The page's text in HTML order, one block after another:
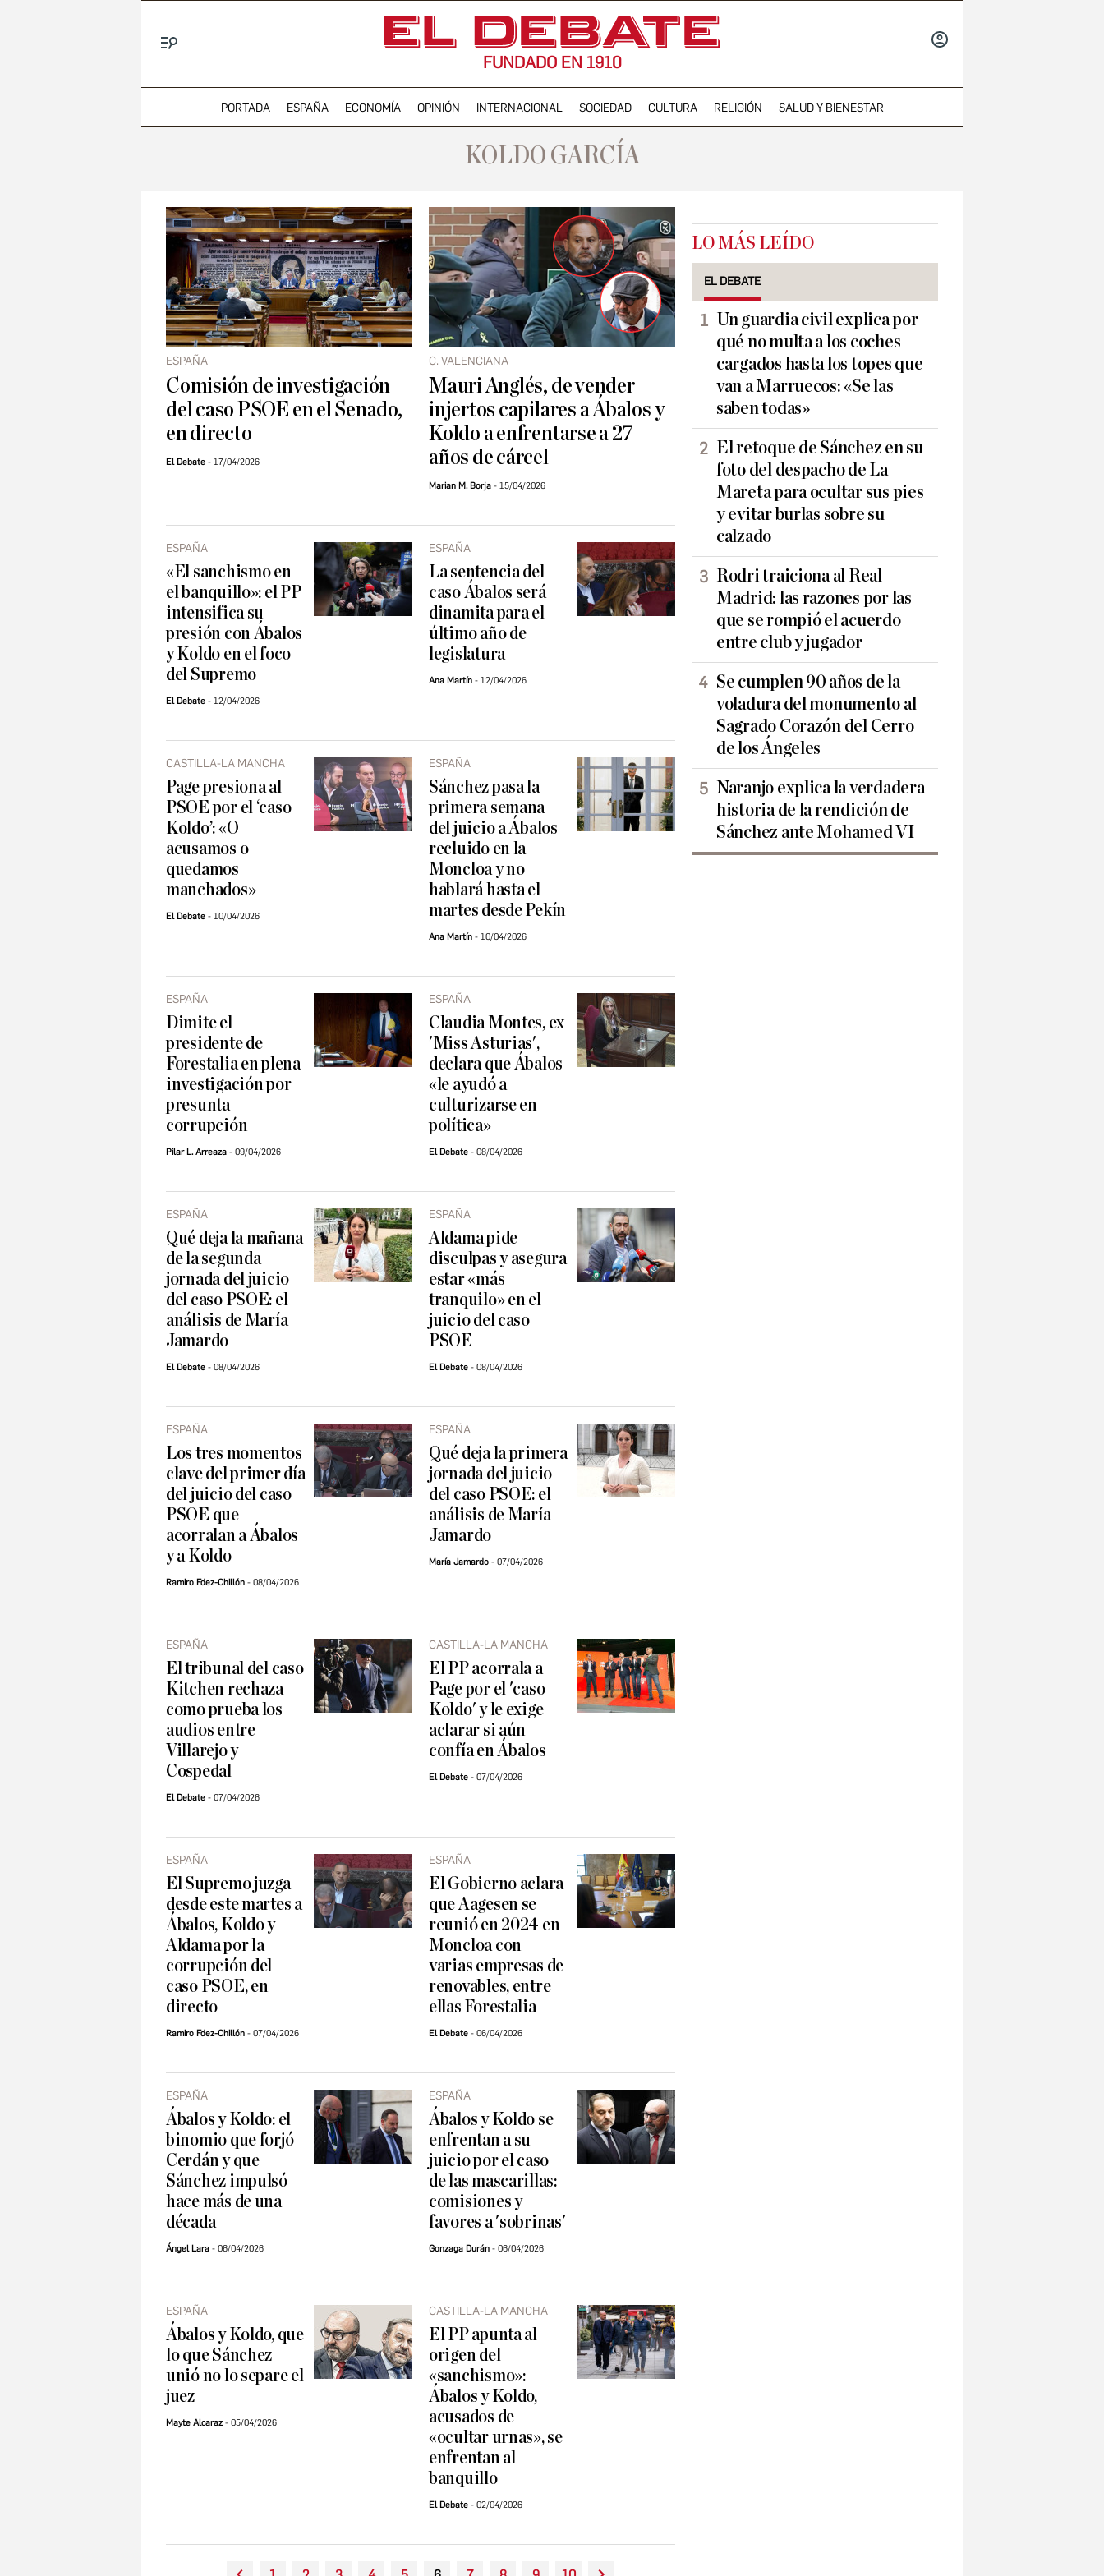
FUNDADO EN 1910
PORTADA ESPAÑA ECONOMÍA OPINIÓN INTERNACIONAL SOCIEDAD CULTURA RELIGIÓN SALUD Y BIENESTAR
KOLDO GARCÍA
ESPAÑA
Comisión de investigación
del caso PSOE en el Senado,
en directo
El Debate 17/04/2026
C. VALENCIANA
Mauri Anglés, de vender
injertos capilares a Ábalos y
Koldo a enfrentarse a 27
años de cárcel
Marian M. Borja 15/04/2026
ESPAÑA
«El sanchismo en
el banquillo»: el PP
intensifica su
presión con Ábalos
y Koldo en el foco
del Supremo
El Debate 12/04/2026
ESPAÑA
La sentencia del
caso Ábalos será
dinamita para el
último año de
legislatura
Ana Martín 12/04/2026
CASTILLA-LA MANCHA
Page presiona al
PSOE por el ‘caso
Koldo’: «O
acusamos o
quedamos
manchados»
El Debate 10/04/2026
ESPAÑA
Sánchez pasa la
primera semana
del juicio a Ábalos
recluido en la
Moncloa y no
hablará hasta el
martes desde Pekín
Ana Martín 10/04/2026
ESPAÑA
Dimite el
presidente de
Forestalia en plena
investigación por
presunta
corrupción
Pilar L. Arreaza 09/04/2026
ESPAÑA
Claudia Montes, ex
'Miss Asturias',
declara que Ábalos
«le ayudó a
culturizarse en
política»
El Debate 08/04/2026
ESPAÑA
Qué deja la mañana
de la segunda
jornada del juicio
del caso PSOE: el
análisis de María
Jamardo
El Debate 08/04/2026
ESPAÑA
Aldama pide
disculpas y asegura
estar «más
tranquilo» en el
juicio del caso
PSOE
El Debate 08/04/2026
ESPAÑA
Los tres momentos
clave del primer día
del juicio del caso
PSOE que
acorralan a Ábalos
y a Koldo
Ramiro Fdez-Chillón 08/04/2026
ESPAÑA
Qué deja la primera
jornada del juicio
del caso PSOE: el
análisis de María
Jamardo
María Jamardo 07/04/2026
ESPAÑA
El tribunal del caso
Kitchen rechaza
como prueba los
audios entre
Villarejo y
Cospedal
El Debate 07/04/2026
CASTILLA-LA MANCHA
El PP acorrala a
Page por el 'caso
Koldo' y le exige
aclarar si aún
confía en Ábalos
El Debate 07/04/2026
ESPAÑA
El Supremo juzga
desde este martes a
Ábalos, Koldo y
Aldama por la
corrupción del
caso PSOE, en
directo
Ramiro Fdez-Chillón 07/04/2026
ESPAÑA
El Gobierno aclara
que Aagesen se
reunió en 2024 en
Moncloa con
varias empresas de
renovables, entre
ellas Forestalia
El Debate 06/04/2026
ESPAÑA
Ábalos y Koldo: el
binomio que forjó
Cerdán y que
Sánchez impulsó
hace más de una
década
Ángel Lara 06/04/2026
ESPAÑA
Ábalos y Koldo se
enfrentan a su
juicio por el caso
de las mascarillas:
comisiones y
favores a 'sobrinas'
Gonzaga Durán 06/04/2026
ESPAÑA
Ábalos y Koldo, que
lo que Sánchez
unió no lo separe el
juez
Mayte Alcaraz 05/04/2026
CASTILLA-LA MANCHA
El PP apunta al
origen del
«sanchismo»:
Ábalos y Koldo,
acusados de
«ocultar urnas», se
enfrentan al
banquillo
El Debate 02/04/2026
LO MÁS LEÍDO
EL DEBATE
Un guardia civil explica por
qué no multa a los coches
cargados hasta los topes que
van a Marruecos: «Se las
saben todas»
El retoque de Sánchez en su
foto del despacho de La
Mareta para ocultar sus pies
y evitar burlas sobre su
calzado
Rodri traiciona al Real
Madrid: las razones por las
que se rompió el acuerdo
entre club y jugador
Se cumplen 90 años de la
voladura del monumento al
Sagrado Corazón del Cerro
de los Ángeles
Naranjo explica la verdadera
historia de la rendición de
Sánchez ante Mohamed VI